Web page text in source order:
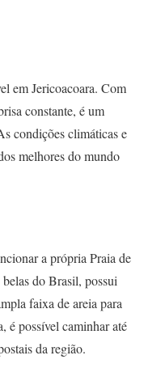
em Jericoacoara. Com
constante, é um
condições climáticas e
melhores do mundo
a própria Praia de
do Brasil, possui
faixa de areia para
é possível caminhar até
da região.